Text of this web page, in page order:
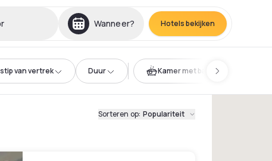
Wanneer? Hotels bekijken
van vertrek Duur Kamer met bad
Sorteren op: Populariteit